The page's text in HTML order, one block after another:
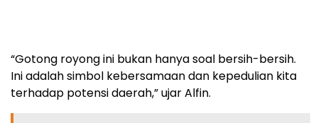
“Gotong royong ini bukan hanya soal bersih-bersih.
Ini adalah simbol kebersamaan dan kepedulian kita
terhadap potensi daerah,” ujar Alfin.